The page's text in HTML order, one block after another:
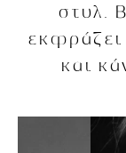
στυλ.
και